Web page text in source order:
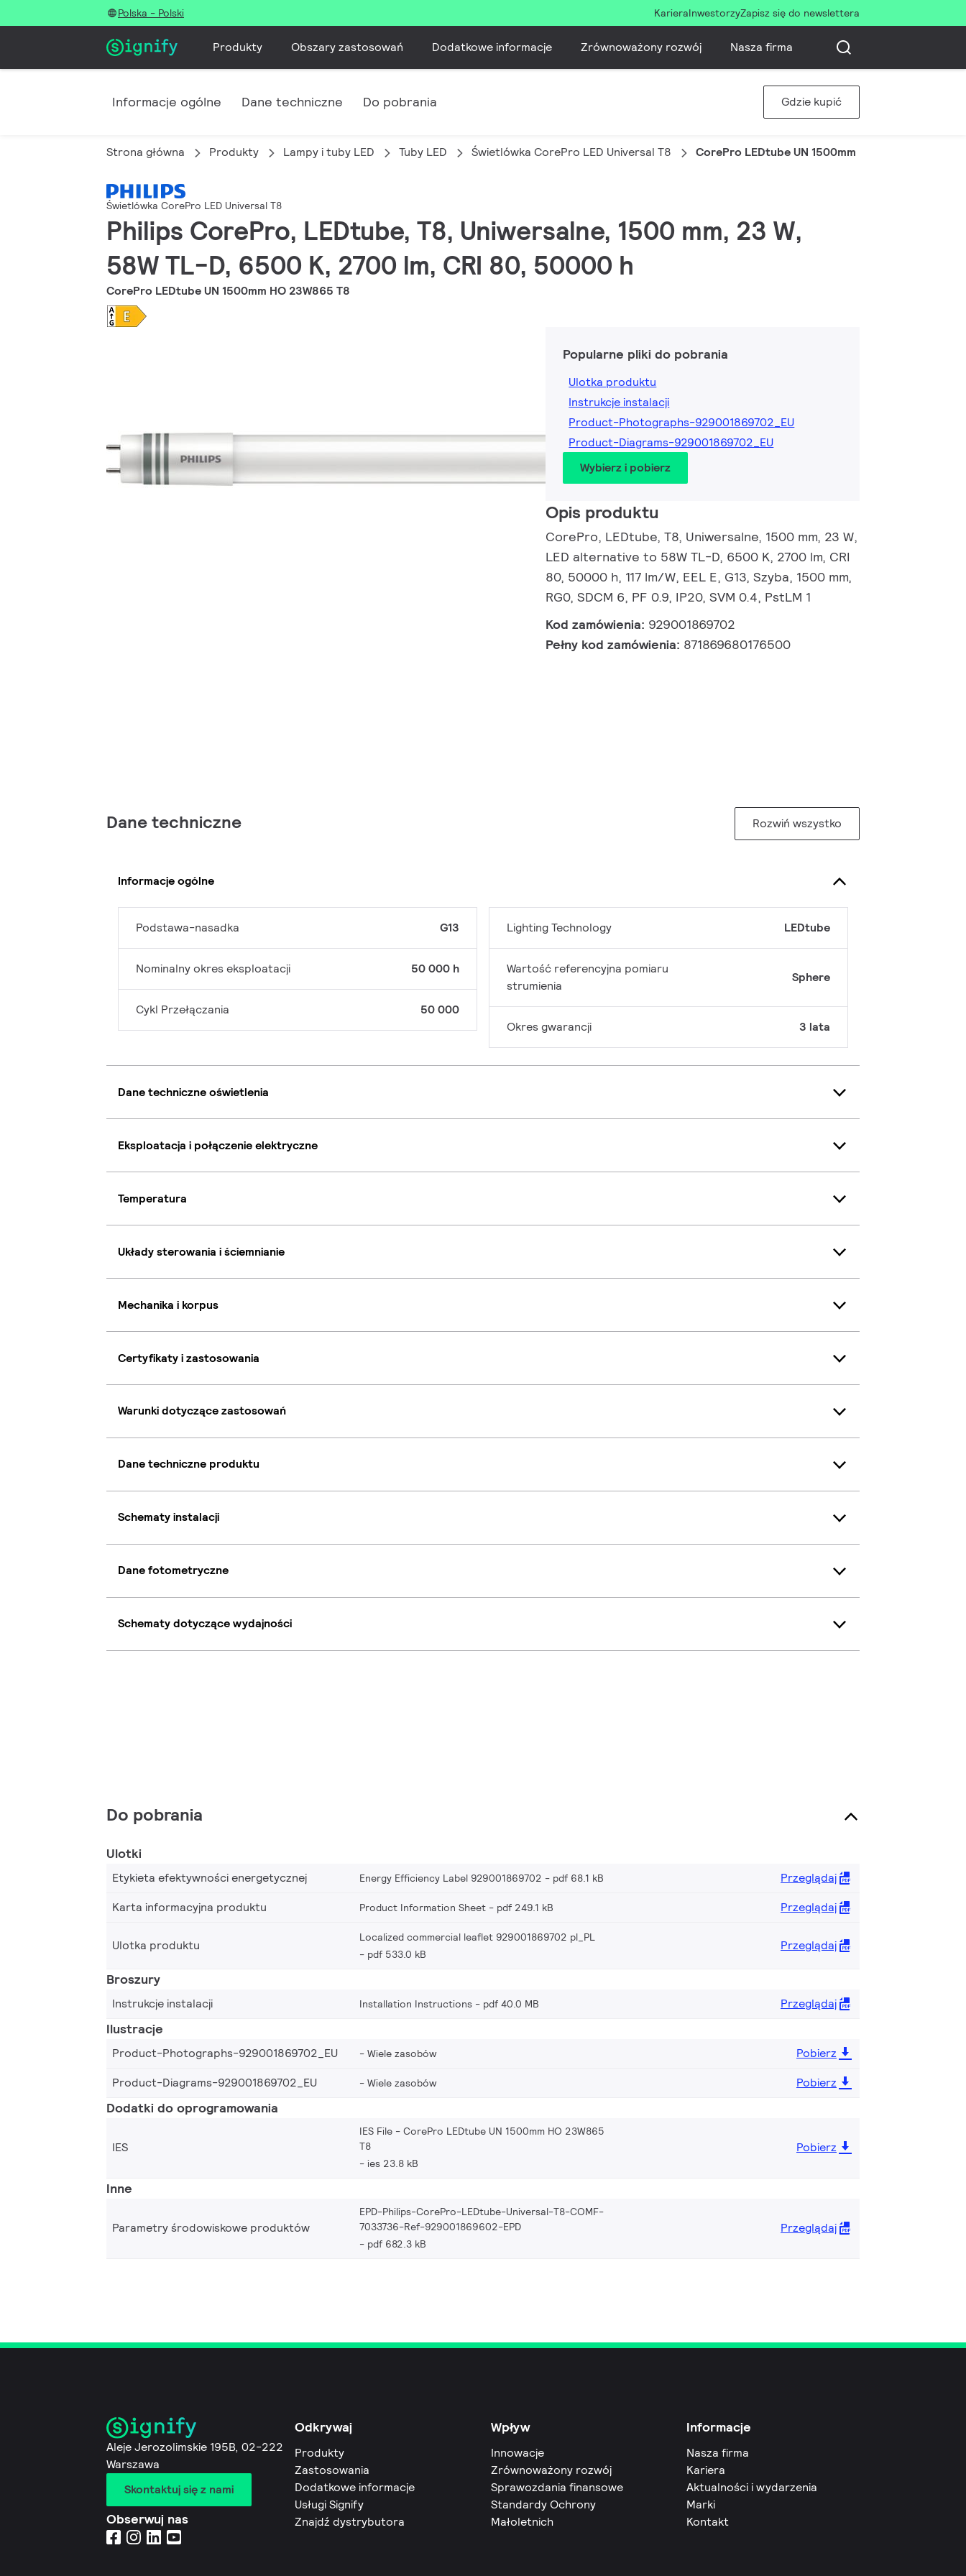
Polska - Polski KarieraInwestorzyZapisz się do newslettera
Produkty Obszary zastosowań Dodatkowe informacje Zrównoważony rozwój Nasza firma
Informacje ogólne Dane techniczne Do pobrania Gdzie kupić
Strona główna Produkty Lampy i tuby LED Tuby LED Świetlówka CorePro LED Universal T8 CorePro LEDtube UN 1500mm HO 23W865 T8
Świetlówka CorePro LED Universal T8
Philips CorePro, LEDtube, T8, Uniwersalne, 1500 mm, 23 W,
58W TL-D, 6500 K, 2700 lm, CRI 80, 50000 h
CorePro LEDtube UN 1500mm HO 23W865 T8
Popularne pliki do pobrania
Ulotka produktu
Instrukcje instalacji
Product-Photographs-929001869702_EU
Product-Diagrams-929001869702_EU
Wybierz i pobierz
Opis produktu
CorePro, LEDtube, T8, Uniwersalne, 1500 mm, 23 W,
LED alternative to 58W TL-D, 6500 K, 2700 lm, CRI
80, 50000 h, 117 lm/W, EEL E, G13, Szyba, 1500 mm,
RG0, SDCM 6, PF 0.9, IP20, SVM 0.4, PstLM 1
Kod zamówienia: 929001869702
Pełny kod zamówienia: 871869680176500
Dane techniczne Rozwiń wszystko
Informacje ogólne
Podstawa-nasadka G13
Nominalny okres eksploatacji 50 000 h
Cykl Przełączania 50 000
Lighting Technology LEDtube
Wartość referencyjna pomiaru
strumienia
Sphere
Okres gwarancji 3 lata
Dane techniczne oświetlenia
Eksploatacja i połączenie elektryczne
Temperatura
Układy sterowania i ściemnianie
Mechanika i korpus
Certyfikaty i zastosowania
Warunki dotyczące zastosowań
Dane techniczne produktu
Schematy instalacji
Dane fotometryczne
Schematy dotyczące wydajności
Do pobrania
Ulotki
Etykieta efektywności energetycznej Energy Efficiency Label 929001869702 pdf 68.1 kB
Przeglądaj
Karta informacyjna produktu
Product Information Sheet pdf 249.1 kB Przeglądaj
Ulotka produktu
Localized commercial leaflet 929001869702 pl_PL
pdf 533.0 kB
Przeglądaj
Broszury
Instrukcje instalacji Installation Instructions pdf 40.0 MB Przeglądaj
Ilustracje
Product-Photographs-929001869702_EU Wiele zasobów
Pobierz
Product-Diagrams-929001869702_EU
Wiele zasobów Pobierz
Dodatki do oprogramowania
IES
IES File - CorePro LEDtube UN 1500mm HO 23W865
T8
ies 23.8 kB
Pobierz
Inne
Parametry środowiskowe produktów
EPD-Philips-CorePro-LEDtube-Universal-T8-COMF-
7033736-Ref-929001869602-EPD
pdf 682.3 kB
Przeglądaj
Aleje Jerozolimskie 195B, 02-222
Warszawa
Skontaktuj się z nami
Obserwuj nas
Odkrywaj
Produkty
Zastosowania
Dodatkowe informacje
Usługi Signify
Znajdź dystrybutora
Wpływ
Innowacje
Zrównoważony rozwój
Sprawozdania finansowe
Standardy Ochrony
Małoletnich
Informacje
Nasza firma
Kariera
Aktualności i wydarzenia
Marki
Kontakt